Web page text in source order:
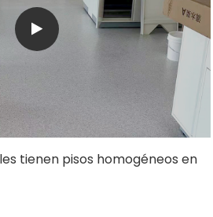
tienen pisos homogéneos en